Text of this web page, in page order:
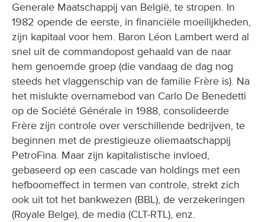
Generale Maatschappij van België, te stropen. In
1982 opende de eerste, in financiële moeilijkheden,
zijn kapitaal voor hem. Baron Léon Lambert werd al
snel uit de commandopost gehaald van de naar
hem genoemde groep (die vandaag de dag nog
steeds het vlaggenschip van de familie Frère is). Na
het mislukte overnamebod van Carlo De Benedetti
op de Société Générale in 1988, consolideerde
Frère zijn controle over verschillende bedrijven, te
beginnen met de prestigieuze oliemaatschappij
PetroFina. Maar zijn kapitalistische invloed,
gebaseerd op een cascade van holdings met een
hefboomeffect in termen van controle, strekt zich
ook uit tot het bankwezen (BBL), de verzekeringen
(Royale Belge), de media (CLT-RTL), enz.